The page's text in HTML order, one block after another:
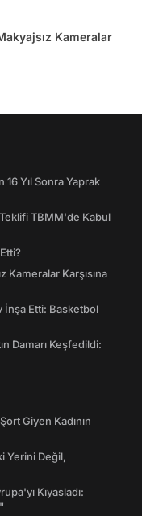
Kameralar
16 Yıl Sonra Yaprak
TBMM'de Kabul
Kameralar Karşısına
İnşa Etti: Basketbol
Damarı Keşfedildi:
Giyen Kadının
Yerini Değil,
Kıyasladı: